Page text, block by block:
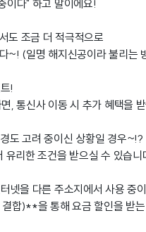
이다" 하고 말이에요!
도 조금 더 적극적으로
~! (일명 해지신공이라 불리는
!
, 통신사 이동 시 추가 혜택을
도 고려 중이신 상황일 경우~!?
리한 조건을 받으실 수 있습니
넷을 다른 주소지에서 사용 중
합)**을 통해 요금 할인을 받는